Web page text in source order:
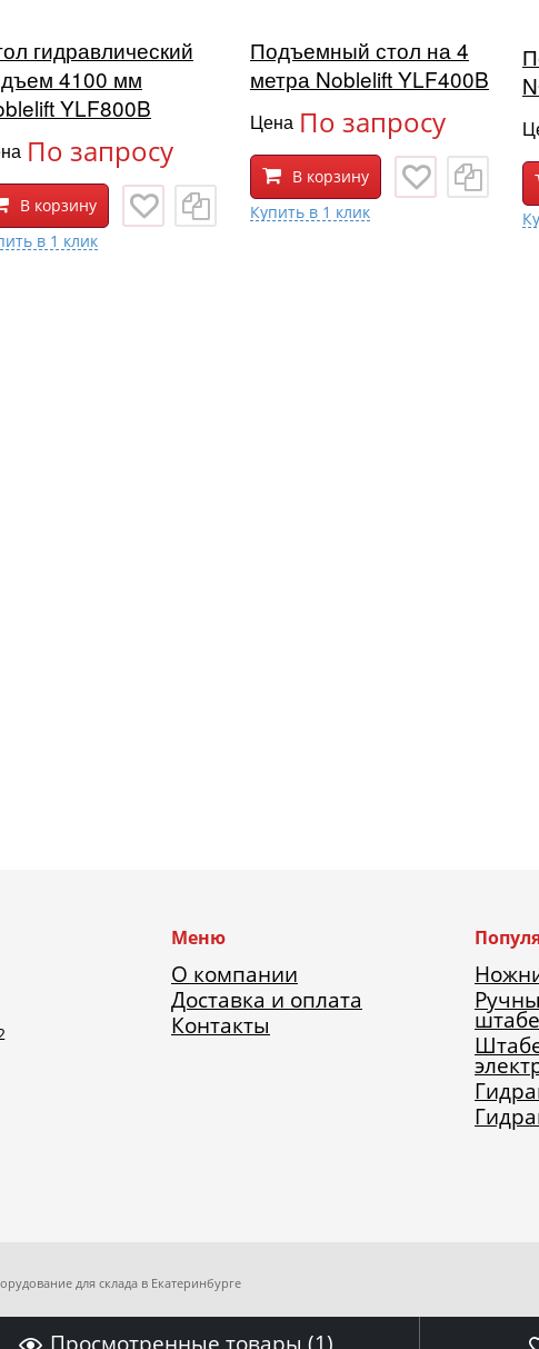
гидравлический
4100 мм
YLF800B
По запросу
В корзину
Подъемный стол на 4
метра Noblelift YLF400B
Цена По запросу
В корзину
Меню
О компании
Доставка и оплата
Контакты
для склада в Екатеринбурге